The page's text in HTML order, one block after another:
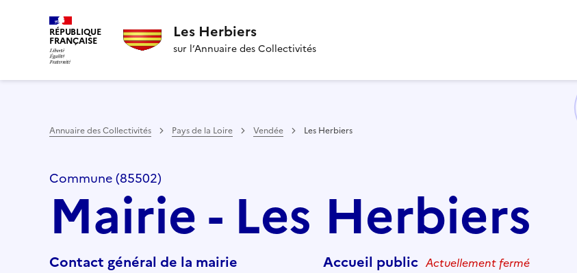
RÉPUBLIQUE
FRANÇAISE Les Herbiers
sur l’Annuaire des Collectivités
Annuaire des Collectivités Pays de la Loire Vendée Les Herbiers
Commune (85502)
Mairie - Les Herbiers
Contact général de la mairie Accueil public Actuellement fermé